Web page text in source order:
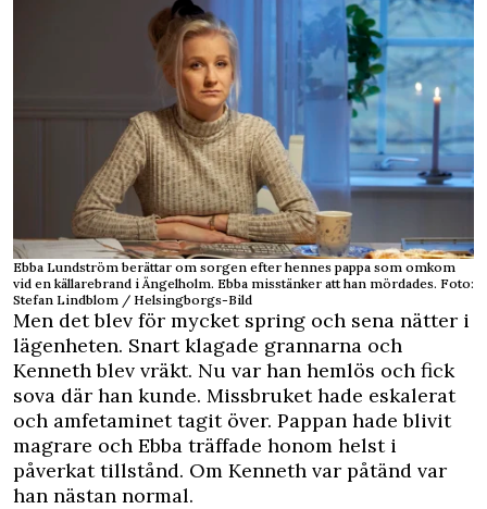
Ebba Lundström berättar om sorgen efter hennes pappa som omkom
vid en källarebrand i Ängelholm. Ebba misstänker att han mördades. Foto:
Stefan Lindblom / Helsingborgs-Bild
Men det blev för mycket spring och sena nätter i
lägenheten. Snart klagade grannarna och
Kenneth blev vräkt. Nu var han hemlös och fick
sova där han kunde. Missbruket hade eskalerat
och amfetaminet tagit över. Pappan hade blivit
magrare och Ebba träffade honom helst i
påverkat tillstånd. Om Kenneth var påtänd var
han nästan normal.